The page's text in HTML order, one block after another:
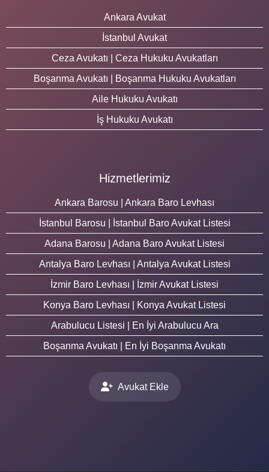
Ankara Avukat
İstanbul Avukat
Ceza Avukatı | Ceza Hukuku Avukatları
Boşanma Avukatı | Boşanma Hukuku Avukatları
Aile Hukuku Avukatı
İş Hukuku Avukatı
Hizmetlerimiz
Ankara Barosu | Ankara Baro Levhası
İstanbul Barosu | İstanbul Baro Avukat Listesi
Adana Barosu | Adana Baro Avukat Listesi
Antalya Baro Levhası | Antalya Avukat Listesi
İzmir Baro Levhası | İzmir Avukat Listesi
Konya Baro Levhası | Konya Avukat Listesi
Arabulucu Listesi | En İyi Arabulucu Ara
Boşanma Avukatı | En İyi Boşanma Avukatı
Avukat Ekle